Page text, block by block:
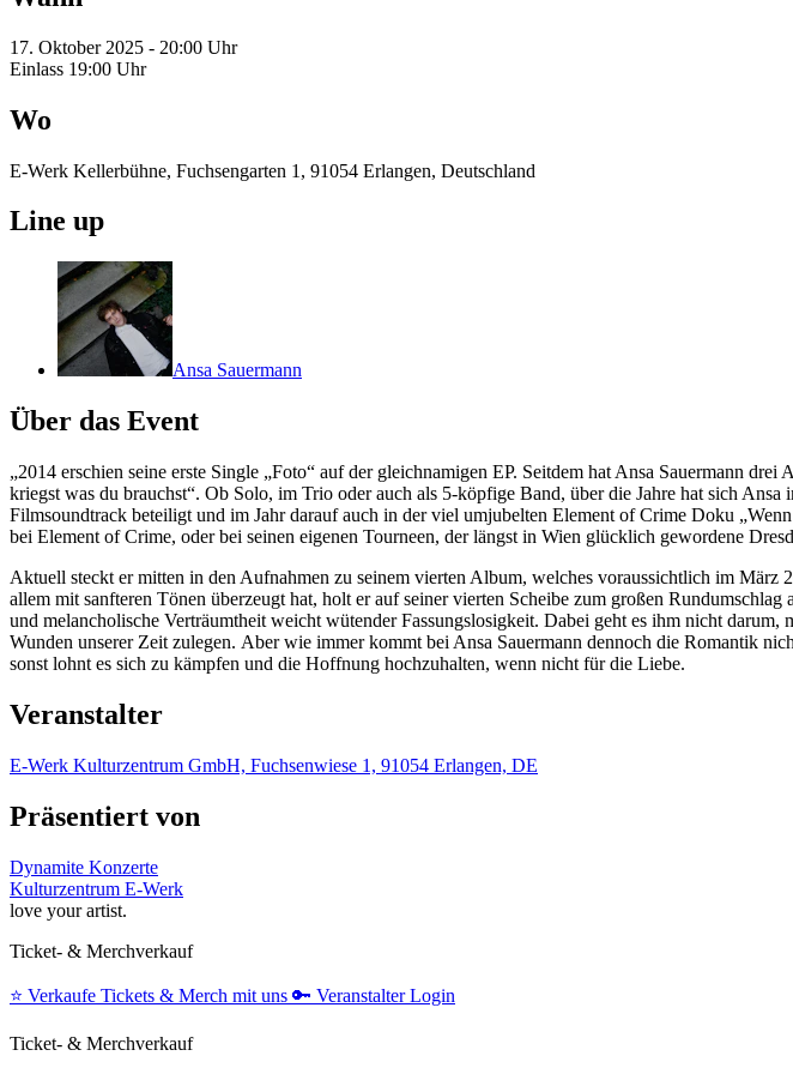
17. Oktober 2025 - 20:00 Uhr
Einlass 19:00 Uhr
Wo
E-Werk Kellerbühne, Fuchsengarten 1, 91054 Erlangen, Deutschland
Line up
Ansa Sauermann
Über das Event
„2014 erschien seine erste Single „Foto“ auf der gleichnamigen EP. Seitdem hat Ansa Sauermann
kriegst was du brauchst“. Ob Solo, im Trio oder auch als 5-köpfige Band, über die Jahre hat sich
Filmsoundtrack beteiligt und im Jahr darauf auch in der viel umjubelten Element of Crime Doku
bei Element of Crime, oder bei seinen eigenen Tourneen, der längst in Wien glücklich gewordene
Aktuell steckt er mitten in den Aufnahmen zu seinem vierten Album, welches voraussichtlich im
allem mit sanfteren Tönen überzeugt hat, holt er auf seiner vierten Scheibe zum großen
und melancholische Verträumtheit weicht wütender Fassungslosigkeit. Dabei geht es ihm nicht
Wunden unserer Zeit zulegen. Aber wie immer kommt bei Ansa Sauermann dennoch die Romantik
sonst lohnt es sich zu kämpfen und die Hoffnung hochzuhalten, wenn nicht für die Liebe.
Veranstalter
E-Werk Kulturzentrum GmbH, Fuchsenwiese 1, 91054 Erlangen, DE
Präsentiert von
Dynamite Konzerte
Kulturzentrum E-Werk
love your artist.
Ticket- & Merchverkauf
⭐️ Verkaufe Tickets & Merch mit uns 🔑 Veranstalter Login
Ticket- & Merchverkauf